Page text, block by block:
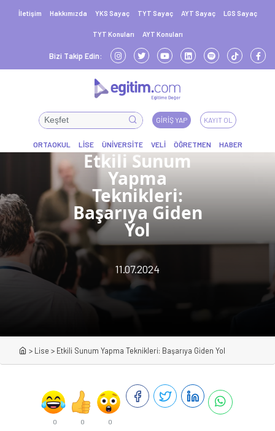
İletişim Hakkımızda YKS Sayaç TYT Sayaç AYT Sayaç LGS Sayaç
TYT Konuları AYT Konuları
Bizi Takip Edin:
GIRIŞ YAP KAYIT OL
Etkili Sunum
Yapma
Teknikleri:
Başarıya Giden
Yol
11.07.2024
> Lise > Etkili Sunum Yapma Teknikleri: Başarıya Giden Yol
0 0 0